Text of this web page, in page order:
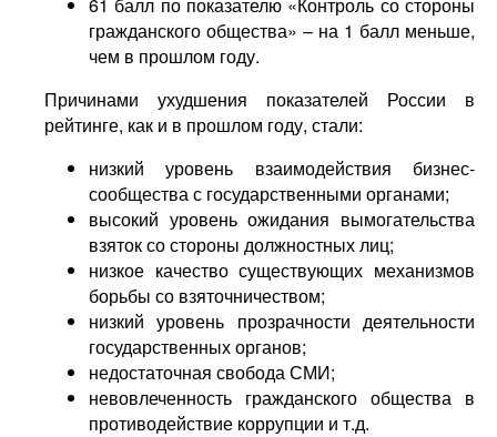
гражданского общества» – на 1 балл меньше,
чем в прошлом году.
Причинами ухудшения показателей России в
рейтинге, как и в прошлом году, стали:
низкий уровень взаимодействия бизнес-
сообщества с государственными органами;
высокий уровень ожидания вымогательства
взяток со стороны должностных лиц;
низкое качество существующих механизмов
борьбы со взяточничеством;
низкий уровень прозрачности деятельности
государственных органов;
недостаточная свобода СМИ;
невовлеченность гражданского общества в
противодействие коррупции и т.д.